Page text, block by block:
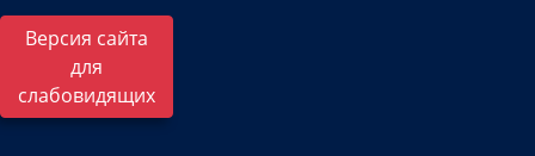
Версия сайта
для
слабовидящих